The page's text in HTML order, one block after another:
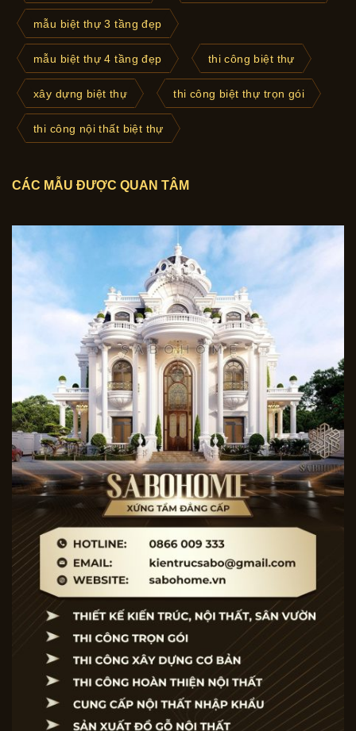
mẫu biệt thự 3 tầng đẹp
mẫu biệt thự 4 tầng đẹp thi công biệt thự
xây dựng biệt thự thi công biệt thự trọn gói
thi công nội thất biệt thự
CÁC MẪU ĐƯỢC QUAN TÂM